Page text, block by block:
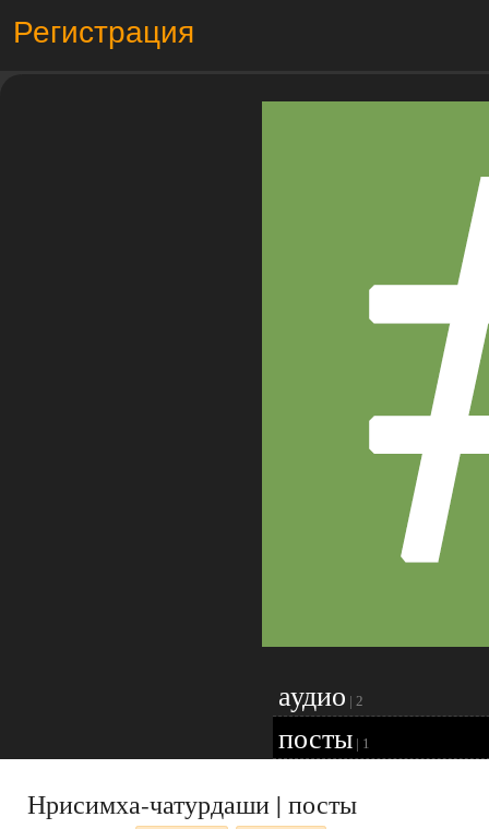
Регистрация
аудио | 2
посты | 1
Нрисимха-чатурдаши | посты